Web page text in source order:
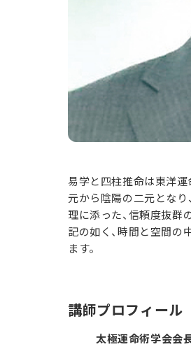
易学と四柱推命は東洋
元から陰陽の二元とな
理に添った、信頼度抜群
記の如く、時間と空間
ます。
講師プロフィール
太極運命術学会会